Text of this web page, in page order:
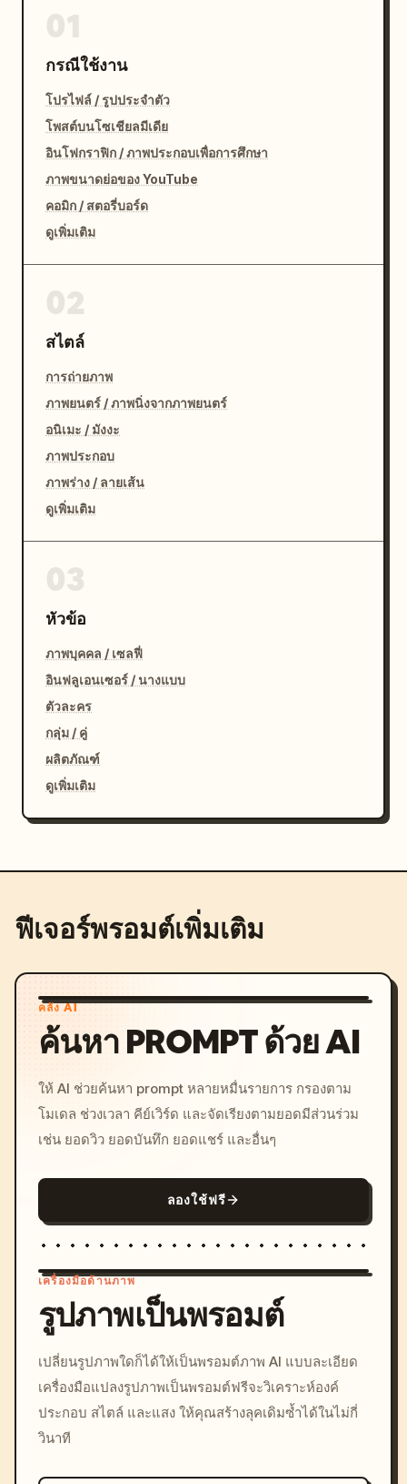
กรณีใช้งาน
โปรไฟล์ / รูปประจำตัว
โพสต์บนโซเชียลมีเดีย
อินโฟกราฟิก / ภาพประกอบเพื่อการศึกษา
ภาพขนาดย่อของ YouTube
คอมิก / สตอรี่บอร์ด
ดูเพิ่มเติม
สไตล์
การถ่ายภาพ
ภาพยนตร์ / ภาพนิ่งจากภาพยนตร์
อนิเมะ / มังงะ
ภาพประกอบ
ภาพร่าง / ลายเส้น
ดูเพิ่มเติม
หัวข้อ
ภาพบุคคล / เซลฟี่
อินฟลูเอนเซอร์ / นางแบบ
ตัวละคร
กลุ่ม / คู่
ผลิตภัณฑ์
ดูเพิ่มเติม
ฟีเจอร์พรอมต์เพิ่มเติม
คลัง AI
ค้นหา PROMPT ด้วย AI
ให้ AI ช่วยค้นหา prompt หลายหมื่นรายการ กรองตาม
โมเดล ช่วงเวลา คีย์เวิร์ด และจัดเรียงตามยอดมีส่วนร่วม
เช่น ยอดวิว ยอดบันทึก ยอดแชร์ และอื่นๆ
ลองใช้ฟรี
c, cyberpunk sunset, neon
colors, 8k --v 6.0
เครื่องมือด้านภาพ
รูปภาพเป็นพรอมต์
เปลี่ยนรูปภาพใดก็ได้ให้เป็นพรอมต์ภาพ AI แบบละเอียด
เครื่องมือแปลงรูปภาพเป็นพรอมต์ฟรีจะวิเคราะห์องค์
ประกอบ สไตล์ และแสง ให้คุณสร้างลุคเดิมซ้ำได้ในไม่กี่
วินาที